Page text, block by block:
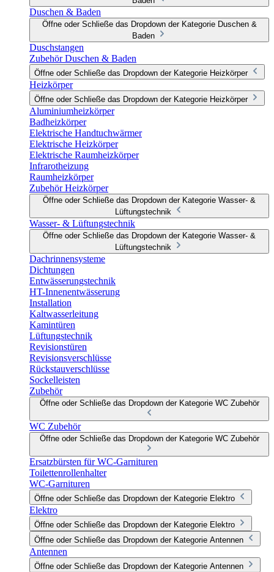
Duschen & Baden
Öffne oder Schließe das Dropdown der Kategorie Duschen &
Baden
Duschstangen
Zubehör Duschen & Baden
Öffne oder Schließe das Dropdown der Kategorie Heizkörper
Heizkörper
Öffne oder Schließe das Dropdown der Kategorie Heizkörper
Aluminiumheizkörper
Badheizkörper
Elektrische Handtuchwärmer
Elektrische Heizkörper
Elektrische Raumheizkörper
Infrarotheizung
Raumheizkörper
Zubehör Heizkörper
Öffne oder Schließe das Dropdown der Kategorie Wasser- &
Lüftungstechnik
Wasser- & Lüftungstechnik
Öffne oder Schließe das Dropdown der Kategorie Wasser- &
Lüftungstechnik
Dachrinnensysteme
Dichtungen
Entwässerungstechnik
HT-Innenentwässerung
Installation
Kaltwasserleitung
Kamintüren
Lüftungstechnik
Revisionstüren
Revisionsverschlüsse
Rückstauverschlüsse
Sockelleisten
Zubehör
Öffne oder Schließe das Dropdown der Kategorie WC Zubehör
WC Zubehör
Öffne oder Schließe das Dropdown der Kategorie WC Zubehör
Ersatzbürsten für WC-Garnituren
Toilettenrollenhalter
WC-Garnituren
Öffne oder Schließe das Dropdown der Kategorie Elektro
Elektro
Öffne oder Schließe das Dropdown der Kategorie Elektro
Öffne oder Schließe das Dropdown der Kategorie Antennen
Antennen
Öffne oder Schließe das Dropdown der Kategorie Antennen